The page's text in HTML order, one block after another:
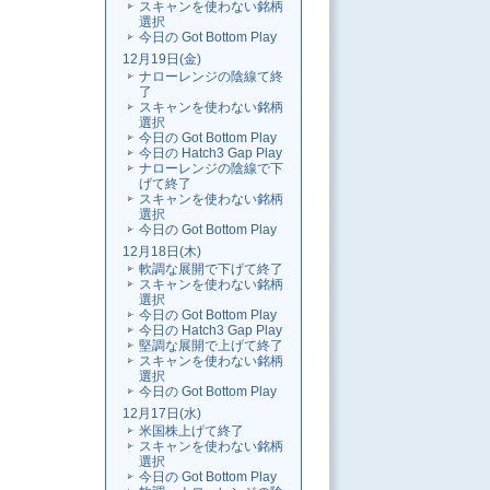
スキャンを使わない銘柄
選択
今日の Got Bottom Play
12月19日(金)
ナローレンジの陰線て終
了
スキャンを使わない銘柄
選択
今日の Got Bottom Play
今日の Hatch3 Gap Play
ナローレンジの陰線で下
げて終了
スキャンを使わない銘柄
選択
今日の Got Bottom Play
12月18日(木)
軟調な展開で下げて終了
スキャンを使わない銘柄
選択
今日の Got Bottom Play
今日の Hatch3 Gap Play
堅調な展開で上げて終了
スキャンを使わない銘柄
選択
今日の Got Bottom Play
12月17日(水)
米国株上げて終了
スキャンを使わない銘柄
選択
今日の Got Bottom Play